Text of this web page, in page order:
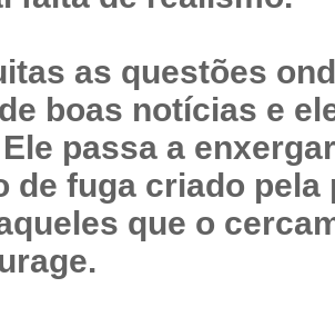
as questões
boas notícias e
passa a
de fuga criado
que o